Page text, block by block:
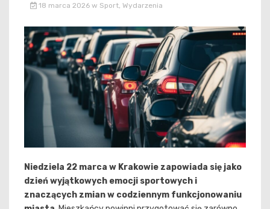
18 marca 2026 w Sport, Wydarzenia
Niedziela 22 marca w Krakowie zapowiada się jako
dzień wyjątkowych emocji sportowych i
znaczących zmian w codziennym funkcjonowaniu